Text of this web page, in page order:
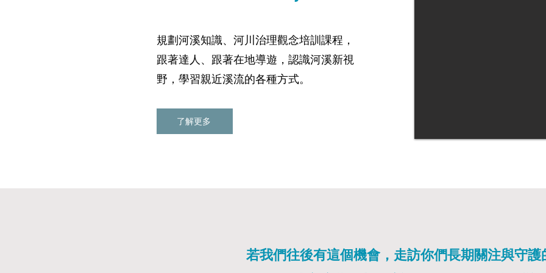
​規劃河溪知識、河川治理觀念培訓課程，
跟著達人、跟著在地導遊，認識河溪新視
野，學習親近溪流的各種方式。
了解更多
若我們往後有這個機會，走訪你們長期關注與守護